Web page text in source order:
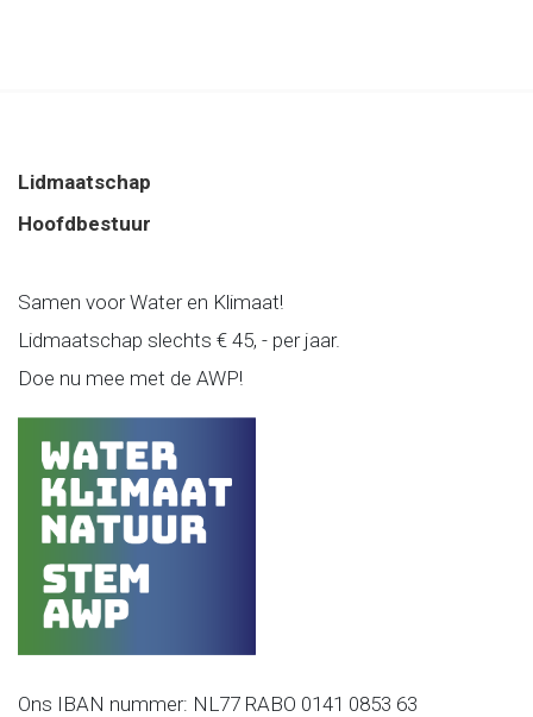
Lidmaatschap
Hoofdbestuur
Samen voor Water en Klimaat!
Lidmaatschap slechts € 45, - per jaar.
Doe nu mee met de AWP!
Ons IBAN nummer: NL77 RABO 0141 0853 63